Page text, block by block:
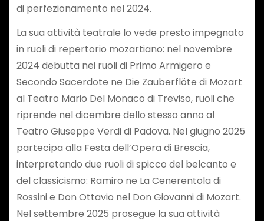
di perfezionamento nel 2024.
La sua attività teatrale lo vede presto impegnato
in ruoli di repertorio mozartiano: nel novembre
2024 debutta nei ruoli di Primo Armigero e
Secondo Sacerdote ne Die Zauberflöte di Mozart
al Teatro Mario Del Monaco di Treviso, ruoli che
riprende nel dicembre dello stesso anno al
Teatro Giuseppe Verdi di Padova. Nel giugno 2025
partecipa alla Festa dell’Opera di Brescia,
interpretando due ruoli di spicco del belcanto e
del classicismo: Ramiro ne La Cenerentola di
Rossini e Don Ottavio nel Don Giovanni di Mozart.
Nel settembre 2025 prosegue la sua attività